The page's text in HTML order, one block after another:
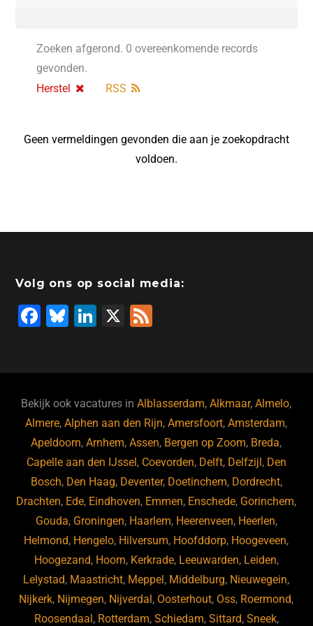
Zoeken afgerond. 0 overeenkomende records
gevonden.
Herstel
RSS
Geen vermeldingen gevonden die aan je zoekopdracht
voldoen.
Volg ons op social media:
F
b
o
o
k
Bl
ky
Li
dI
n
X
Bekijk ook vacatures inAlblasserdam,Alkmaar,Almelo,
Almere,Alphen aan den Rijn,Amersfoort,Amsterdam,
Apeldoorn,Arnhem,Assen, Bergen op Zoom, Breda,
Capelle aan den IJssel , Coevorden, Delft, Delfzijl , Den
Bosch, Den Haag, Deventer, Doetinchem, Dordrecht,
Drachten, Ede, Eindhoven, Emmen, Enschede, Gorinchem,
Gouda, Groningen, Haarlem, Heerenveen, Heerlen,
Helmond, Hengelo, Hilversum, Hoofddorp, Hoogeveen,
Hoogezand, Hoorn, Kerkrade, Leeuwarden, Leiden,
Lelystad, Maastricht, Meppel , Middelburg, Nieuwegein,
Nijkerk, Nijmegen, Nijverdal , Oosterhout, Oss, Roermond,
Roosendaal , Rotterdam, Schiedam, Sittard, Sneek,